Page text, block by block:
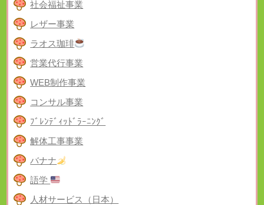
社会福祉事業
レザー事業
ラオス珈琲
営業代行事業
WEB制作事業
コンサル事業
ﾌﾞﾚﾝﾃﾞｨｯﾄﾞﾗｰﾆﾝｸﾞ
解体工事事業
バナナ
語学
人材サービス（日本）